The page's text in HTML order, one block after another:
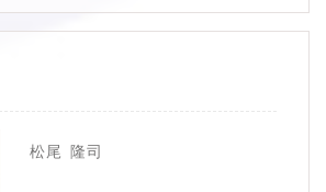
松尾 隆司